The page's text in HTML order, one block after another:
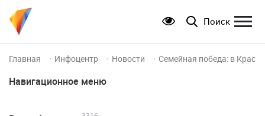
Поиск
Главная Инфоцентр Новости Семейная победа: в
Навигационное меню